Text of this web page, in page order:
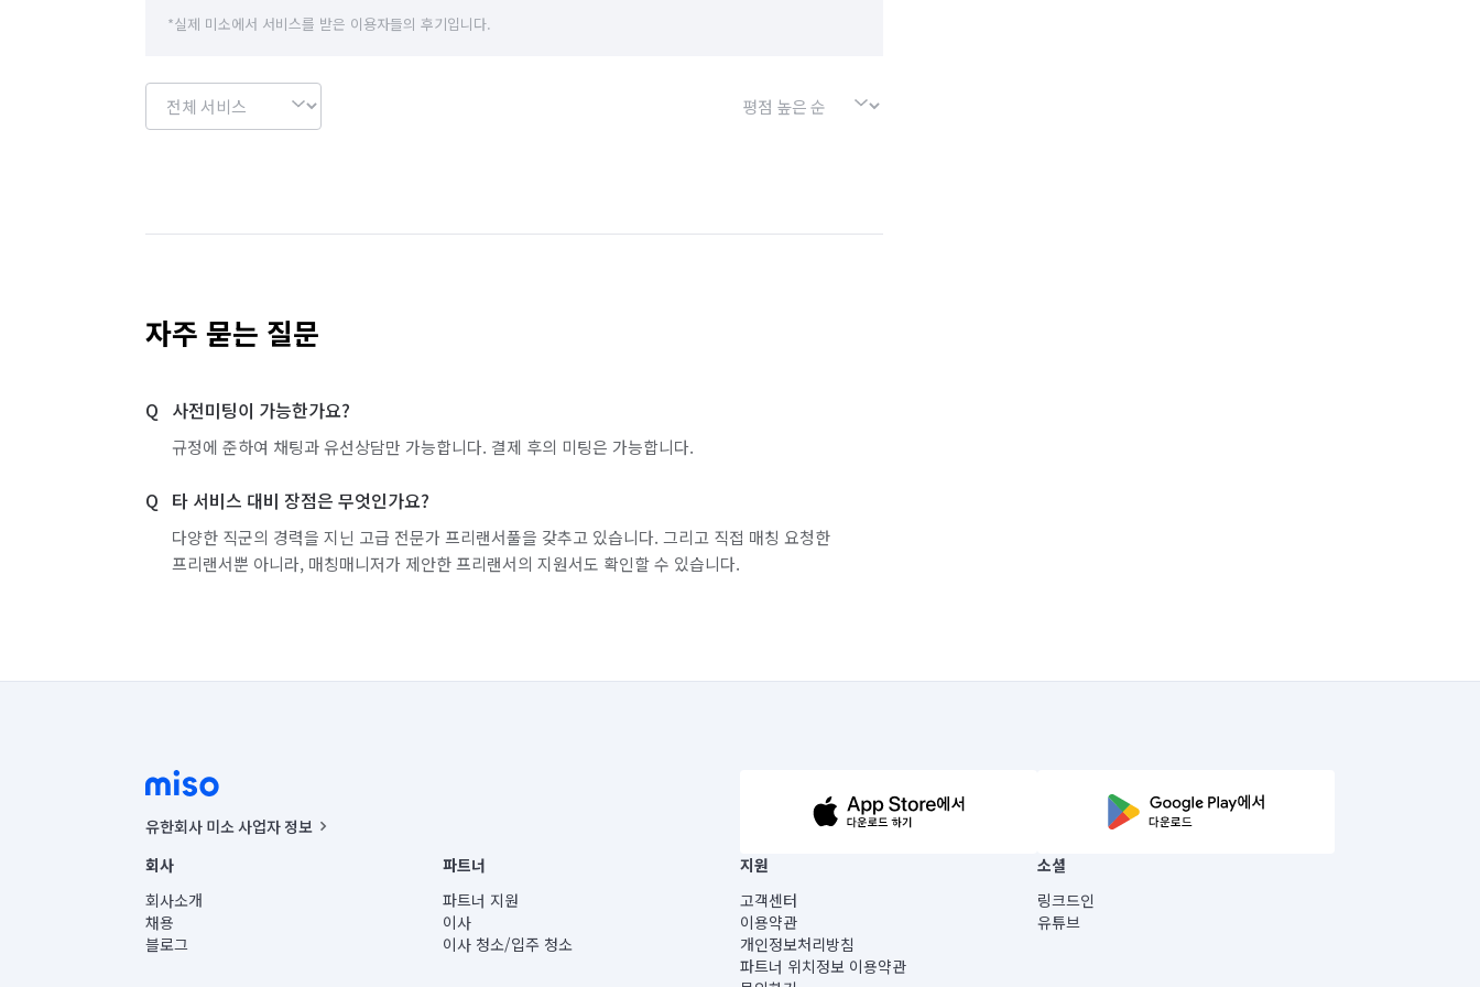
*실제 미소에서 서비스를 받은 이용자들의 후기입니다.
자주 묻는 질문
사전미팅이 가능한가요?
규정에 준하여 채팅과 유선상담만 가능합니다. 결제 후의 미팅은 가능합니다.
타 서비스 대비 장점은 무엇인가요?
다양한 직군의 경력을 지닌 고급 전문가 프리랜서풀을 갖추고 있습니다. 그리고 직접 매칭 요청한
프리랜서뿐 아니라, 매칭매니저가 제안한 프리랜서의 지원서도 확인할 수 있습니다.
유한회사 미소 사업자 정보
사업자등록번호 : 291-87-00271 | 인허가번호 : 2016-3220163-14-5-00019 |
통신판매신고번호 : 2024-서울종로-1400(공정거래위원회 정보) |
대표이사 : CHING VICTOR COLUMBIA RHEE
주소 | 본사: 서울특별시 종로구 율곡로 6(중학동, 트윈트리빌딩) B동 5층
컨택센터 : 서울특별시 종로구 수송동 율곡로 24, 7층, 8층 미소
회사
회사소개
채용
블로그
파트너
파트너 지원
이사
이사 청소/입주 청소
지원
고객센터
이용약관
개인정보처리방침
파트너 위치정보 이용약관
소셜
링크드인
유튜브